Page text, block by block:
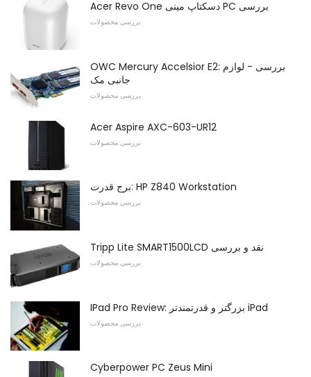
Acer Revo One دسکتاپ مینی PC بررسی
بررسی محصولات
OWC Mercury Accelsior E2: بررسی - لوازم
جانبی مک
بررسی محصولات
Acer Aspire AXC-603-UR12
بررسی محصولات
برج قدرت: HP Z840 Workstation
بررسی محصولات
Tripp Lite SMART1500LCD نقد و بررسی
بررسی محصولات
IPad Pro Review: بزرگتر و قدرتمندتر iPad
بررسی محصولات
Cyberpower PC Zeus Mini